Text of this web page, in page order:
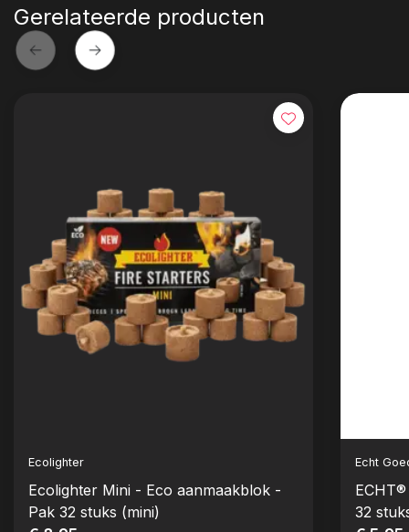
Gerelateerde producten
Ecolighter
Ecolighter Mini - Eco aanmaakblok -
Pak 32 stuks (mini)
Echt
32